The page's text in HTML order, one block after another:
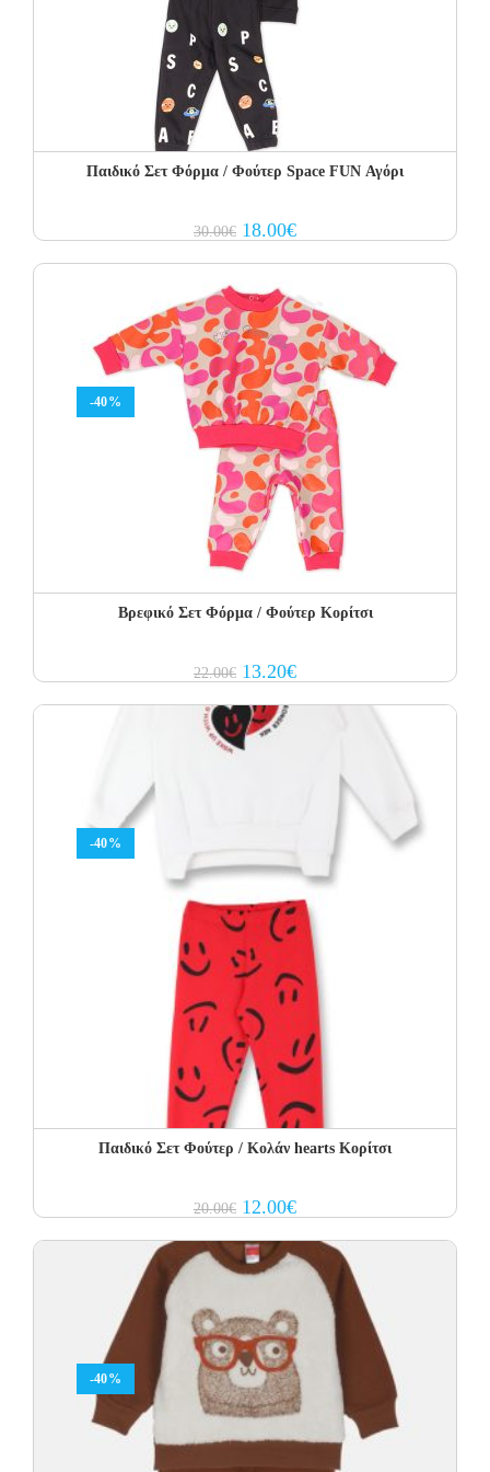
Παιδικό Σετ Φόρμα / Φούτερ Space FUN Αγόρι
30.00€ Original
price
18.00€Current
price
-40%
Βρεφικό Σετ Φόρμα / Φούτερ Κορίτσι
22.00€ Original
price
22.00€.
13.20€Current
price
-40%
Παιδικό Σετ Φούτερ / Κολάν hearts Κορίτσι
20.00€ Original
price
20.00€.
12.00€Current
price
12.00€.
-40%